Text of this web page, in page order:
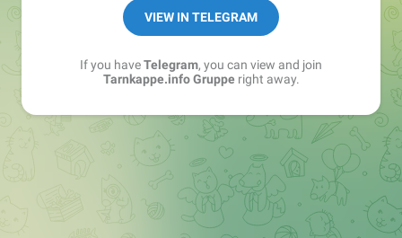
Best of:@bestoftarnkappe
Kochen: https://t.me/+WSW5F1VcmhliMjk6
VIEW IN TELEGRAM
If you haveTelegram, you can view and join
Tarnkappe.info Grupperight away.